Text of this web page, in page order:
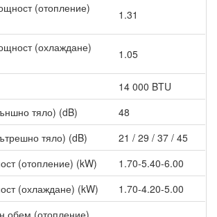
филтър потиска полените и
разгражда вируси, бактерии, миризми и
апатит улавя въздушни прахови
органични химични вещества и
миризми.
дизайн- Дебелината му е едва 189мм.,
за лекота и комфортна атмосфера.
на Инверторен климатик Daikin
BLACKWOOD STYLISH, 14000 BTU,
тих - 21dB.
адаптер за управление и следене на
всяка точка на света чрез смартфон или
(отопление)
1.31
(охлаждане)
1.05
14 000 BTU
тяло) (dB)
48
тяло) (dB)
21 / 29 / 37 / 45
(отопление) (kW)
1.70-5.40-6.00
(охлаждане) (kW)
1.70-4.20-5.00
обем (отопление)